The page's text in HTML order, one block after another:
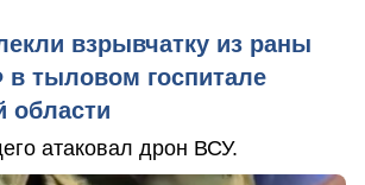
взрывчатку из раны
тыловом госпитале
области
атаковал дрон ВСУ.